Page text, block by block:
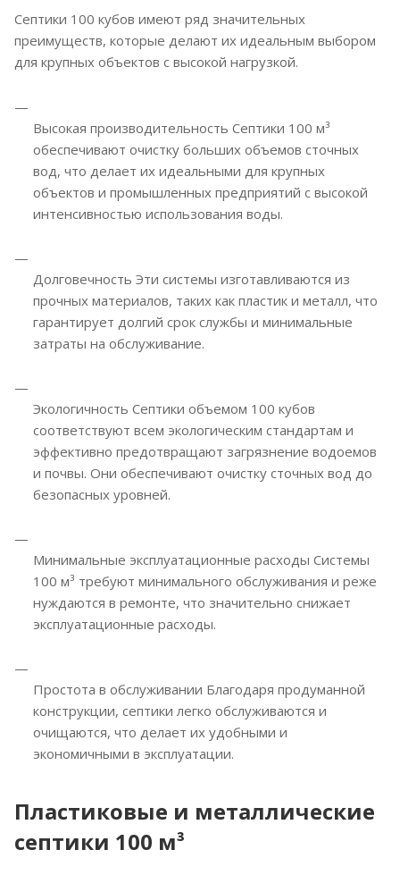
Септики 100 кубов имеют ряд значительных
преимуществ, которые делают их идеальным выбором
для крупных объектов с высокой нагрузкой.
Высокая производительность Септики 100 м³
обеспечивают очистку больших объемов сточных
вод, что делает их идеальными для крупных
объектов и промышленных предприятий с высокой
интенсивностью использования воды.
Долговечность Эти системы изготавливаются из
прочных материалов, таких как пластик и металл, что
гарантирует долгий срок службы и минимальные
затраты на обслуживание.
Экологичность Септики объемом 100 кубов
соответствуют всем экологическим стандартам и
эффективно предотвращают загрязнение водоемов
и почвы. Они обеспечивают очистку сточных вод до
безопасных уровней.
Минимальные эксплуатационные расходы Системы
100 м³ требуют минимального обслуживания и реже
нуждаются в ремонте, что значительно снижает
эксплуатационные расходы.
Простота в обслуживании Благодаря продуманной
конструкции, септики легко обслуживаются и
очищаются, что делает их удобными и
экономичными в эксплуатации.
Пластиковые и металлические
септики 100 м³